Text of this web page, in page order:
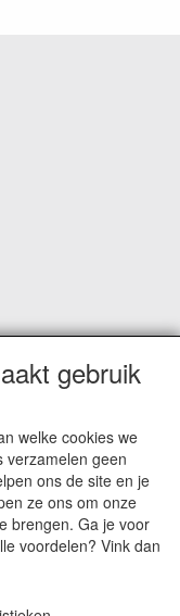
gebruik
welke cookies we
verzamelen geen
ons de site en je
ze ons om onze
brengen. Ga je voor
voordelen? Vink dan